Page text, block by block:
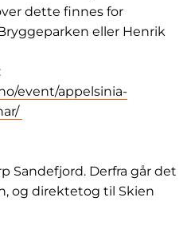
dette finnes for
eller Henrik
event/appelsinia-
Sandefjord. Derfra går det
og direktetog til Skien